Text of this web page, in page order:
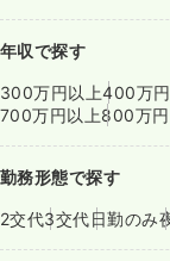
年収で探す
300万円以上400万
700万円以上800万円
勤務形態で探す
2交代3交代日勤のみ